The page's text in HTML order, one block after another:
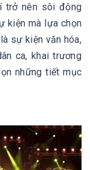
trở nên sôi động
kiện mà lựa chọn
sự kiện văn hóa,
ca, khai trương
những tiết mục